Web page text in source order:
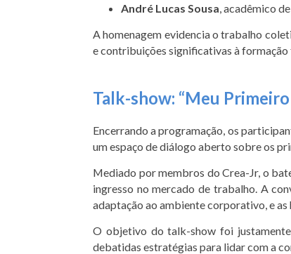
André Lucas Sousa, acadêmico
A homenagem evidencia o trabalho
e contribuições significativas à formação
Talk-show: “Meu
Encerrando a programação, os
um espaço de diálogo aberto sobre os
Mediado por membros do Crea-Jr, o
ingresso no mercado de trabalho. A
adaptação ao ambiente corporativo, e
O objetivo do talk-show foi
debatidas estratégias para lidar com a